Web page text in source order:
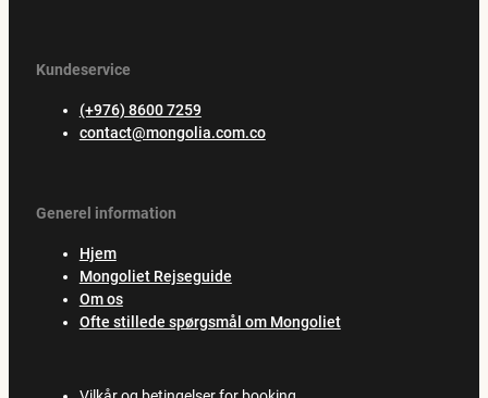
Kundeservice
(+976) 8600 7259
contact@mongolia.com.co
Generel information
Hjem
Mongoliet Rejseguide
Om os
Ofte stillede spørgsmål om Mongoliet